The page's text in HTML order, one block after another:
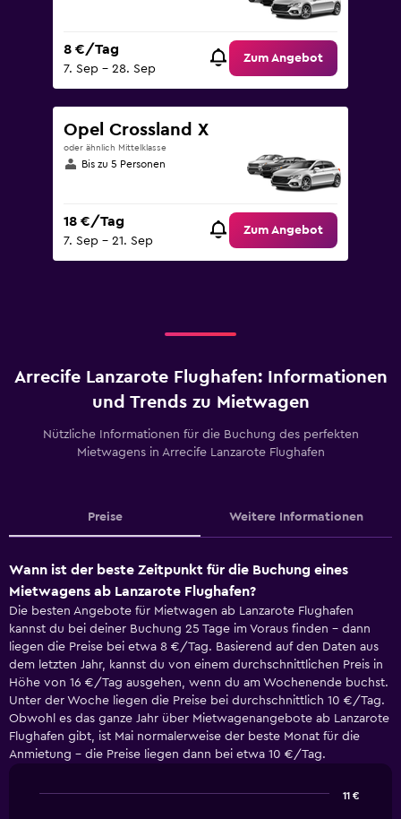
8 €/Tag
7. Sep – 28. Sep
Zum Angebot
Opel Crossland X
oder ähnlich Mittelklasse
Bis zu 5 Personen
18 €/Tag
7. Sep – 21. Sep
Zum Angebot
Arrecife Lanzarote Flughafen: Informationen
und Trends zu Mietwagen
Nützliche Informationen für die Buchung des perfekten
Mietwagens in Arrecife Lanzarote Flughafen
Preise Weitere Informationen
Wann ist der beste Zeitpunkt für die Buchung eines
Mietwagens ab Lanzarote Flughafen?
Die besten Angebote für Mietwagen ab Lanzarote Flughafen
kannst du bei deiner Buchung 25 Tage im Voraus finden - dann
liegen die Preise bei etwa 8 €/Tag. Basierend auf den Daten aus
dem letzten Jahr, kannst du von einem durchschnittlichen Preis in
Höhe von 16 €/Tag ausgehen, wenn du am Wochenende buchst.
Unter der Woche liegen die Preise bei durchschnittlich 10 €/Tag.
Obwohl es das ganze Jahr über Mietwagenangebote ab Lanzarote
Flughafen gibt, ist Mai normalerweise der beste Monat für die
Anmietung - die Preise liegen dann bei etwa 10 €/Tag.
11 €